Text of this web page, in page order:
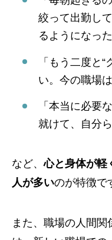
絞って出勤し
るようになった
「もう二度と
い。今の職場
「本当に必要
就けて、自分
など、心と身体が軽
人が多いのが特徴で
また、職場の人間関